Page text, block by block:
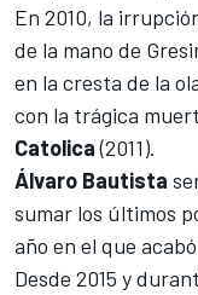
En 2010, la
de la mano de
en la cresta de la
con la trágica
Catolica(2011).
Álvaro Bautista
sumar los últimos
año en el que
Desde 2015 y